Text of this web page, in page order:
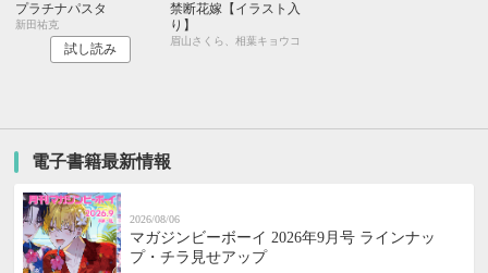
プラチナパスタ
新田祐克
試し読み
禁断花嫁【イラスト入
り】
眉山さくら、相葉キョウコ
電子書籍最新情報
2026/08/06
マガジンビーボーイ 2026年9月号 ラインナッ
プ・チラ見せアップ